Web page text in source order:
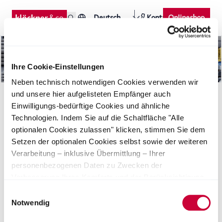
Ihre Cookie-Einstellungen
Neben technisch notwendigen Cookies verwenden wir
und unsere hier aufgelisteten Empfänger auch
Einwilligungs-bedürftige Cookies und ähnliche
Technologien. Indem Sie auf die Schaltfläche "Alle
optionalen Cookies zulassen" klicken, stimmen Sie dem
Setzen der optionalen Cookies selbst sowie der weiteren
Verarbeitung – inklusive Übermittlung – Ihrer
personenbezogenen Daten zu Zwecken der
Nutzerverhaltens sowie der Durchführung und
Notwendig
Deutsch KontaktOnlineshop
Downloads Seiten News